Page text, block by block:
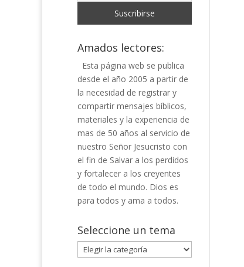
Amados lectores:
Esta página web se publica
desde el año 2005 a partir de
la necesidad de registrar y
compartir mensajes bíblicos,
materiales y la experiencia de
mas de 50 años al servicio de
nuestro Señor Jesucristo con
el fin de Salvar a los perdidos
y fortalecer a los creyentes
de todo el mundo. Dios es
para todos y ama a todos.
Seleccione un tema
Seleccione
un